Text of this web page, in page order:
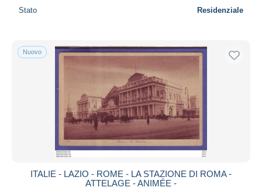
Stato Residenziale
Nuovo
ITALIE - LAZIO - ROME - LA STAZIONE DI ROMA -
ATTELAGE - ANIMÉE -